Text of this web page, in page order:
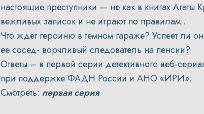
настоящие преступники — не как в книгах Агаты
вежливых записок и не играют по правилам...
Что ждет героиню в темном гараже? Успеет ли
ее сосед- ворчливый следователь на пенсии?
Ответы – в первой серии детективного веб-
при поддержке ФАДН России и АНО «ИРИ».
Смотреть: первая серия